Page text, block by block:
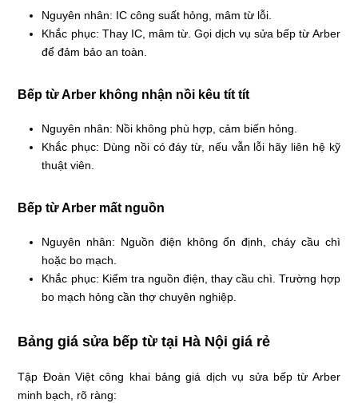
Nguyên nhân: IC công suất hỏng, mâm từ lỗi.
Khắc phục: Thay IC, mâm từ. Gọi dịch vụ sửa bếp từ Arber
để đảm bảo an toàn.
Bếp từ Arber không nhận nồi kêu tít tít
Nguyên nhân: Nồi không phù hợp, cảm biến hỏng.
Khắc phục: Dùng nồi có đáy từ, nếu vẫn lỗi hãy liên hệ kỹ
thuật viên.
Bếp từ Arber mất nguồn
Nguyên nhân: Nguồn điện không ổn định, cháy cầu chì
hoặc bo mạch.
Khắc phục: Kiểm tra nguồn điện, thay cầu chì. Trường hợp
bo mạch hỏng cần thợ chuyên nghiệp.
Bảng giá sửa bếp từ tại Hà Nội giá rẻ
Tập Đoàn Việt công khai bảng giá dịch vụ sửa bếp từ Arber
minh bạch, rõ ràng: